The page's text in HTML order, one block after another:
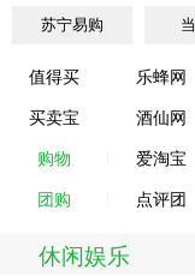
苏宁易购
值得买 乐蜂网
买卖宝 酒仙网
购物 爱淘宝
团购 点评团
休闲娱乐